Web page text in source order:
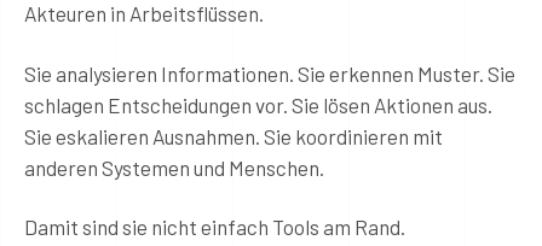
Akteuren in Arbeitsflüssen.
Sie analysieren Informationen. Sie erkennen Muster. Sie
schlagen Entscheidungen vor. Sie lösen Aktionen aus.
Sie eskalieren Ausnahmen. Sie koordinieren mit
anderen Systemen und Menschen.
Damit sind sie nicht einfach Tools am Rand.